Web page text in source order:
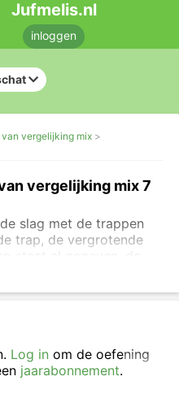
Jufmelis.nl
inloggen
vergelijking mix
vergelijking mix 7
slag met de trappen
trap, de vergrotende
staat al gegeven, de
.
vindt, kun je ook
met de trappen van
Log in om de oefening
jaarabonnement.